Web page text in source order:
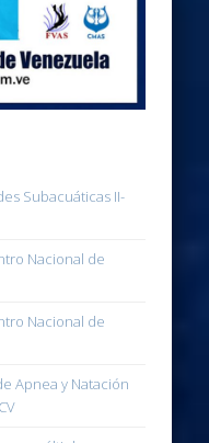
Subacuáticas II-
Nacional de
Nacional de
Apnea y Natación